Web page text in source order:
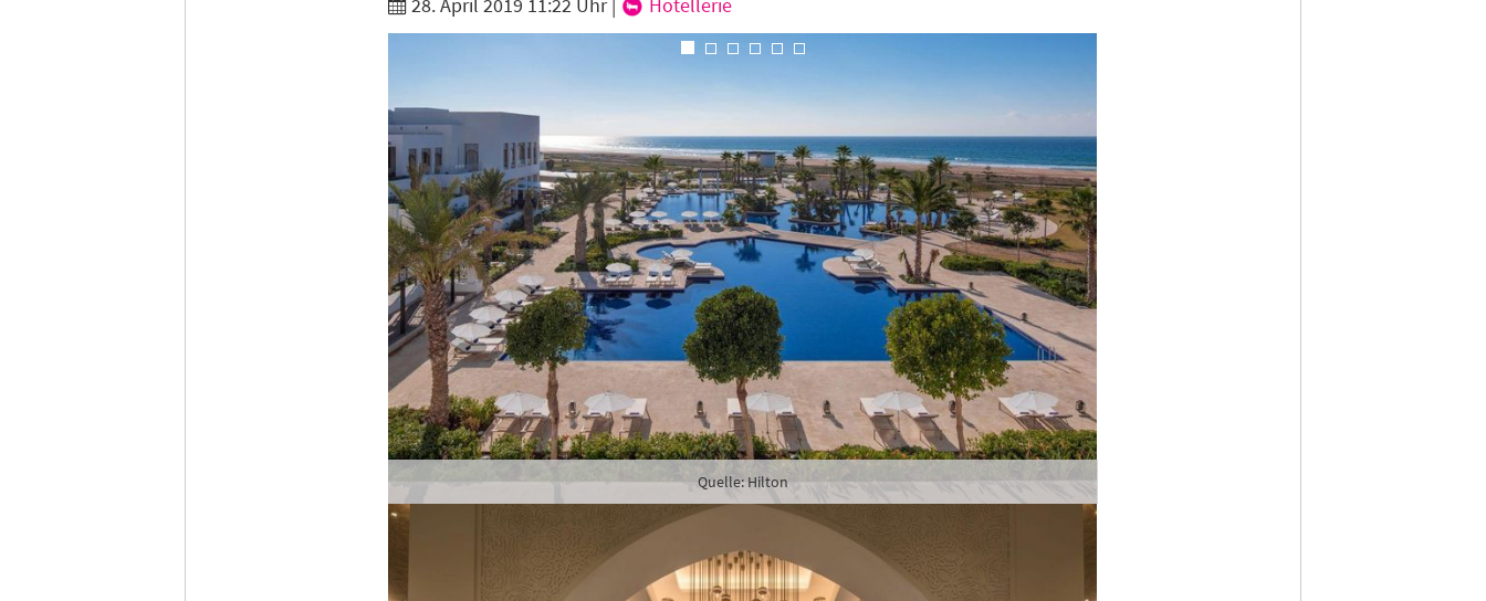
Quelle: Hilton
Tageskarte-Newsletter (gegen 8.30 Uhr)
Ich habe dieDatenschutzerklärungzur Kenntnis genommen.
Anmelden Danke, heute nicht